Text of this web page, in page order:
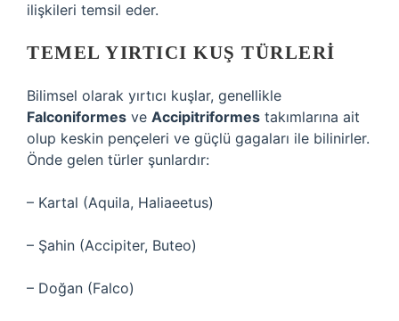
ilişkileri temsil eder.
TEMEL YIRTICI KUŞ TÜRLERI
Bilimsel olarak yırtıcı kuşlar, genellikle
Falconiformes ve Accipitriformes takımlarına ait
olup keskin pençeleri ve güçlü gagaları ile bilinirler.
Önde gelen türler şunlardır:
– Kartal (Aquila, Haliaeetus)
– Şahin (Accipiter, Buteo)
– Doğan (Falco)